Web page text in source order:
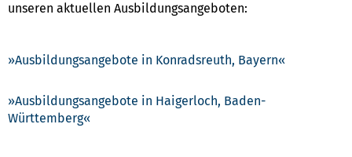
unseren aktuellen Ausbildungsangeboten:
Ausbildungsangebote in Konradsreuth, Bayern
Ausbildungsangebote in Haigerloch, Baden-
Württemberg